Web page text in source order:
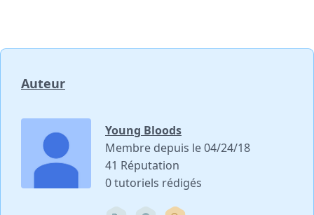
Auteur
Young Bloods
Membre depuis le 04/24/18
41 Réputation
0 tutoriels rédigés